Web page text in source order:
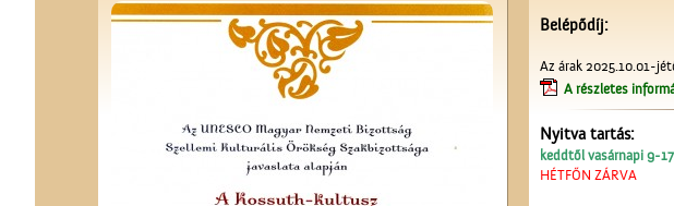
Belépődíj:
Az árak 2025.10.01-
A részletes
Nyitva tartás:
keddtől vasárnapi 9-
HÉTFŐN ZÁRVA